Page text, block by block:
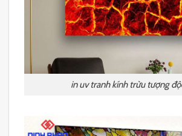
in uv tranh kính trừu tượng